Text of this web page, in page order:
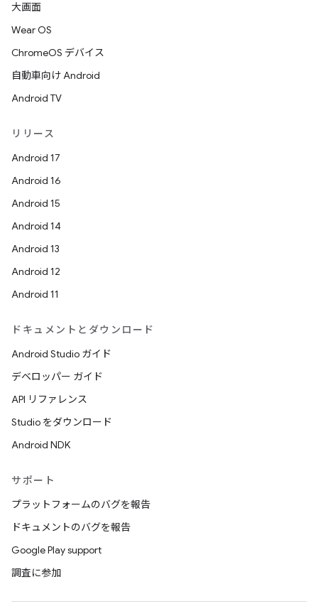
大画面
Wear OS
ChromeOS デバイス
自動車向け Android
Android TV
リリース
Android 17
Android 16
Android 15
Android 14
Android 13
Android 12
Android 11
ドキュメントとダウンロード
Android Studio ガイド
デベロッパー ガイド
API リファレンス
Studio をダウンロード
Android NDK
サポート
プラットフォームのバグを報告
ドキュメントのバグを報告
Google Play support
調査に参加